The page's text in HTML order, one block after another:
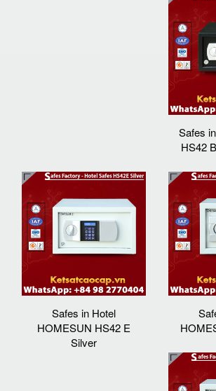
Safes
HS42
Safes in Hotel
HOMESUN HS42 E
Silver